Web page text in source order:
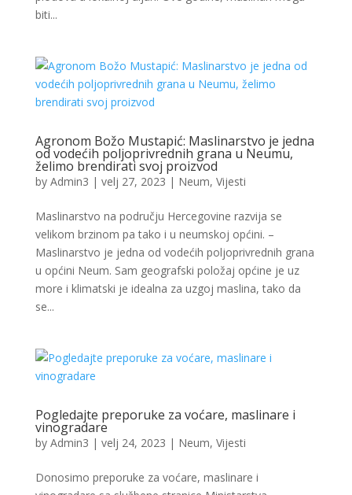
biti...
Agronom Božo Mustapić: Maslinarstvo je jedna
od vodećih poljoprivrednih grana u Neumu,
želimo brendirati svoj proizvod
by Admin3 | velj 27, 2023 | Neum, Vijesti
Maslinarstvo na području Hercegovine razvija se
velikom brzinom pa tako i u neumskoj općini. –
Maslinarstvo je jedna od vodećih poljoprivrednih grana
u općini Neum. Sam geografski položaj općine je uz
more i klimatski je idealna za uzgoj maslina, tako da
se...
Pogledajte preporuke za voćare, maslinare i
vinogradare
by Admin3 | velj 24, 2023 | Neum, Vijesti
Donosimo preporuke za voćare, maslinare i